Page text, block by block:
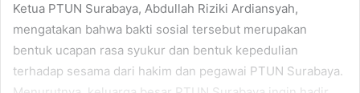
Ketua PTUN Surabaya, Abdullah Riziki Ardiansyah,
mengatakan bahwa bakti sosial tersebut merupakan
bentuk ucapan rasa syukur dan bentuk kepedulian
terhadap sesama dari hakim dan pegawai PTUN Surabaya.